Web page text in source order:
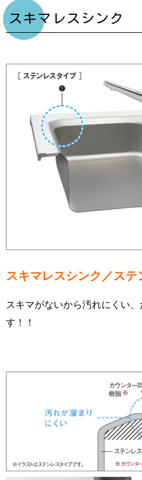
スキマレスシンク
スキマレスシンク／ステ
スキマがないから汚れにくい
す！！